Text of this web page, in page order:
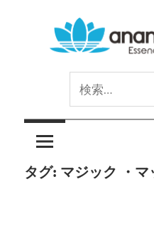
ッ
Cannabinoid
索:
タグ: マジック ・